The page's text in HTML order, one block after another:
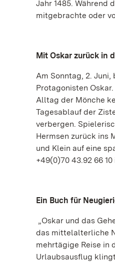
Jahr 1485. Während
mitgebrachte oder
Mit Oskar zurück in
Am Sonntag, 2. Juni,
Protagonisten
Alltag der Mönche
Tagesablauf der
verbergen.
Hermsen zurück ins
und Klein auf eine
+49(0)70 43.92 66
Ein Buch für
„Oskar und das
das mittelalterliche
mehrtägige Reise in
Urlaubsausflug